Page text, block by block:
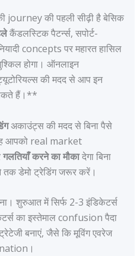
journey की पहली सीढ़ी है बेसिक
कैंडलस्टिक पैटर्न्स, सपोर्ट-
concepts पर महारत हासिल
होगा। ऑनलाइन
की मदद से आप इन
हैं।**
अकाउंट्स की मदद से बिना पैसे
आपको real market
गलतियाँ करने का मौकादेगा बिना
तक डेमो ट्रेडिंग जरूर करें।
शुरुआत में सिर्फ 2-3 इंडिकेटर्स
का इस्तेमाल confusion पैदा
बनाएं, जैसे कि मूविंग एवरेज